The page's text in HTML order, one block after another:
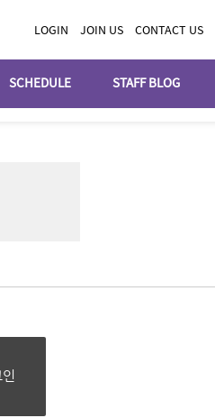
LOGIN JOIN US CONTACT US
SCHEDULE STAFF BLOG